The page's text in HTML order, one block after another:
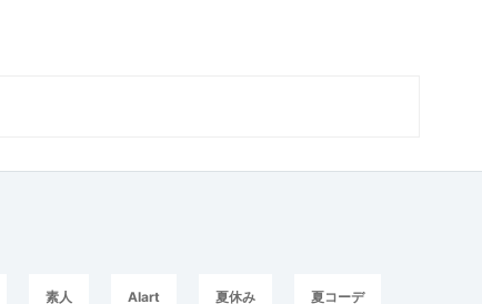
素人 AIart 夏休み 夏コーデ